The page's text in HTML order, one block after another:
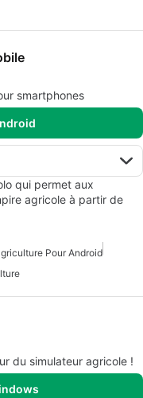
smartphones
qui permet aux
agricole à partir de
Pour Android
du simulateur agricole !